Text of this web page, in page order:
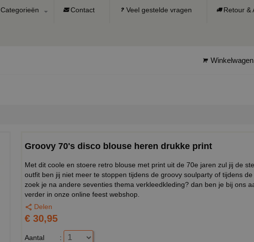
Categorieën Contact Veel gestelde vragen Retour &
Winkelwagen
Groovy 70's disco blouse heren drukke print
Met dit coole en stoere retro blouse met print uit de 70e jaren zul jij de
outfit ben jij niet meer te stoppen tijdens de groovy soulparty of tijdens
zoek je na andere seventies thema verkleedkleding? dan ben je bij ons
verder in onze online feest webshop.
Delen
€ 30,95
Aantal :